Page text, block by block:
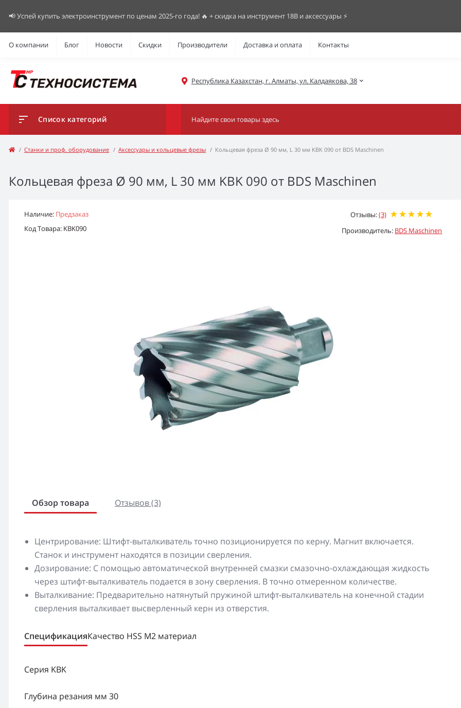
📢 Успей купить электроинструмент по ценам 2025-го года! 🔥 + скидка на инструмент 18В и аксессуары ⚡️
О компании Блог Новости Скидки Производители Доставка и оплата Контакты
Республика Казахстан, г. Алматы, ул. Калдаякова, 38
Список категорий
Станки и проф. оборудование Аксессуары и кольцевые фрезы Кольцевая фреза Ø 90 мм, L 30 мм KBK 090 от BDS Maschinen
Кольцевая фреза Ø 90 мм, L 30 мм KBK 090 от BDS Maschinen
Наличие: Предзаказ
Код Товара: KBK090
Отзывы:(3)
Производитель: BDS Maschinen
Обзор товара Отзывов (3)
Центрирование: Штифт-выталкиватель точно позиционируется по керну. Магнит включается.
Станок и инструмент находятся в позиции сверления.
Дозирование: С помощью автоматической внутренней смазки смазочно-охлаждающая жидкость
через штифт-выталкиватель подается в зону сверления. В точно отмеренном количестве.
Выталкивание: Предварительно натянутый пружиной штифт-выталкиватель на конечной стадии
сверления выталкивает высверленный керн из отверстия.
СпецификацияКачество HSS M2 материал
Серия KBK
Глубина резания мм 30